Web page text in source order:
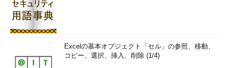
Excelの基本オブジェクト「セル」の参照、移動、
コピー、選択、挿入、削除 (1/4)